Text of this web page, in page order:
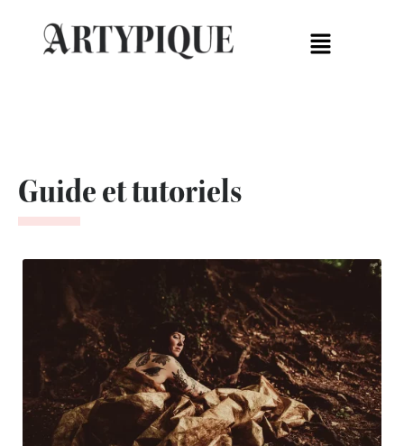
principal
contenu
Menu
Guide et tutoriels